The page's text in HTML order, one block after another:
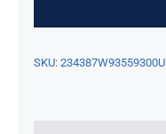
SKU: 234387W93559300U